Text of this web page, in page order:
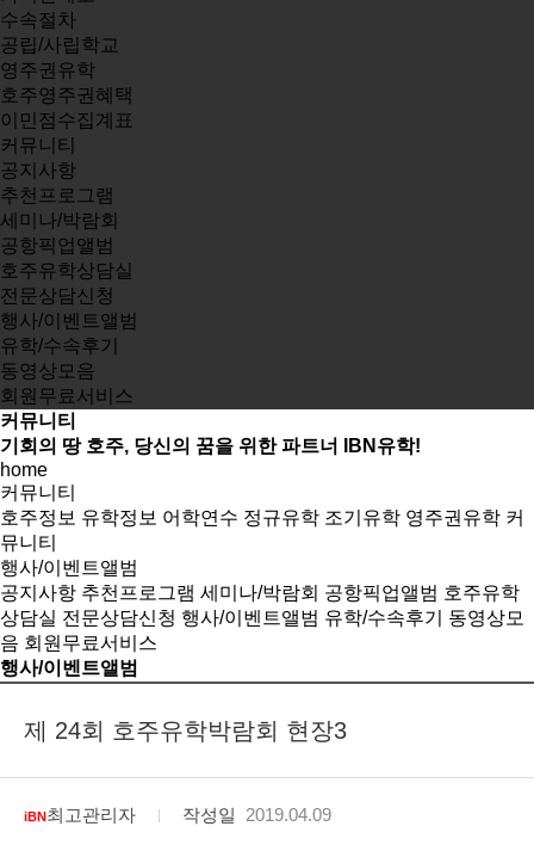
수속절차
공립/사립학교
영주권유학
호주영주권혜택
이민점수집계표
커뮤니티
공지사항
추천프로그램
세미나/박람회
공항픽업앨범
호주유학상담실
전문상담신청
행사/이벤트앨범
유학/수속후기
동영상모음
회원무료서비스
커뮤니티
기회의 땅 호주, 당신의 꿈을 위한 파트너 IBN유학!
home
커뮤니티
호주정보 유학정보 어학연수 정규유학 조기유학 영주권유학 커
뮤니티
행사/이벤트앨범
공지사항 추천프로그램 세미나/박람회 공항픽업앨범 호주유학
상담실 전문상담신청 행사/이벤트앨범 유학/수속후기
동영상모
음 회원무료서비스
행사/이벤트앨범
제 24회 호주유학박람회 현장3
iBN최고관리자 작성일 2019.04.09